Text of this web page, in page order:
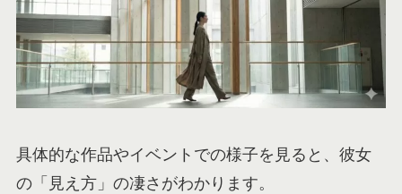
具体的な作品やイベントでの様子を見ると、彼女
の「見え方」の凄さがわかります。